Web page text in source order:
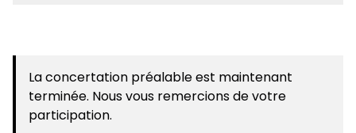
La concertation préalable est maintenant
terminée. Nous vous remercions de votre
participation.